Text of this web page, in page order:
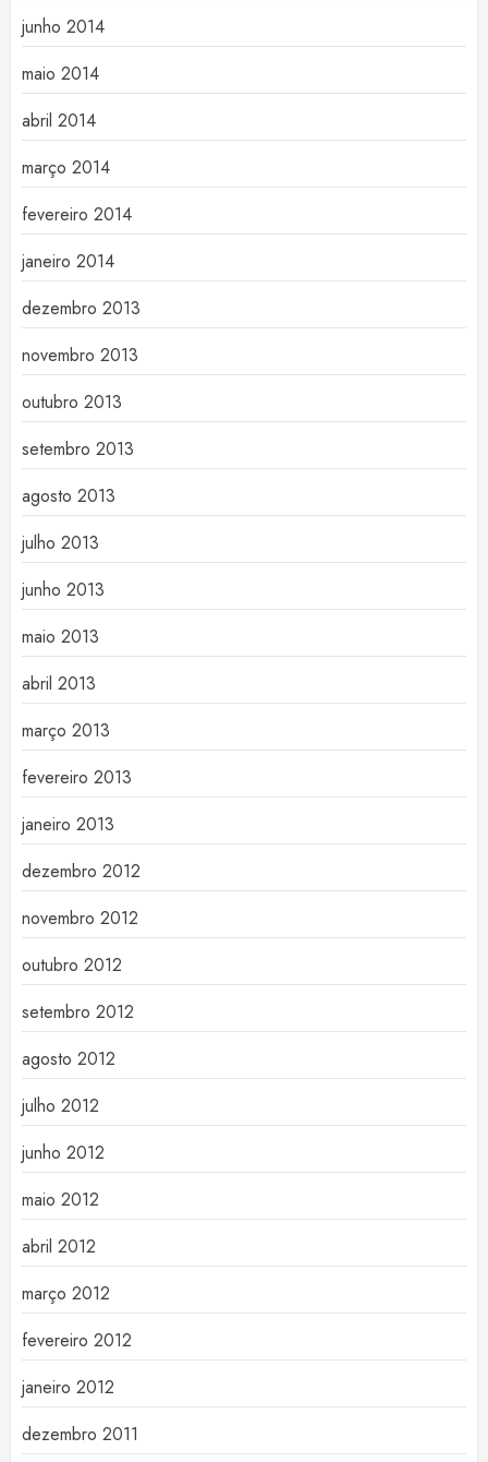
junho 2014
maio 2014
abril 2014
março 2014
fevereiro 2014
janeiro 2014
dezembro 2013
novembro 2013
outubro 2013
setembro 2013
agosto 2013
julho 2013
junho 2013
maio 2013
abril 2013
março 2013
fevereiro 2013
janeiro 2013
dezembro 2012
novembro 2012
outubro 2012
setembro 2012
agosto 2012
julho 2012
junho 2012
maio 2012
abril 2012
março 2012
fevereiro 2012
janeiro 2012
dezembro 2011